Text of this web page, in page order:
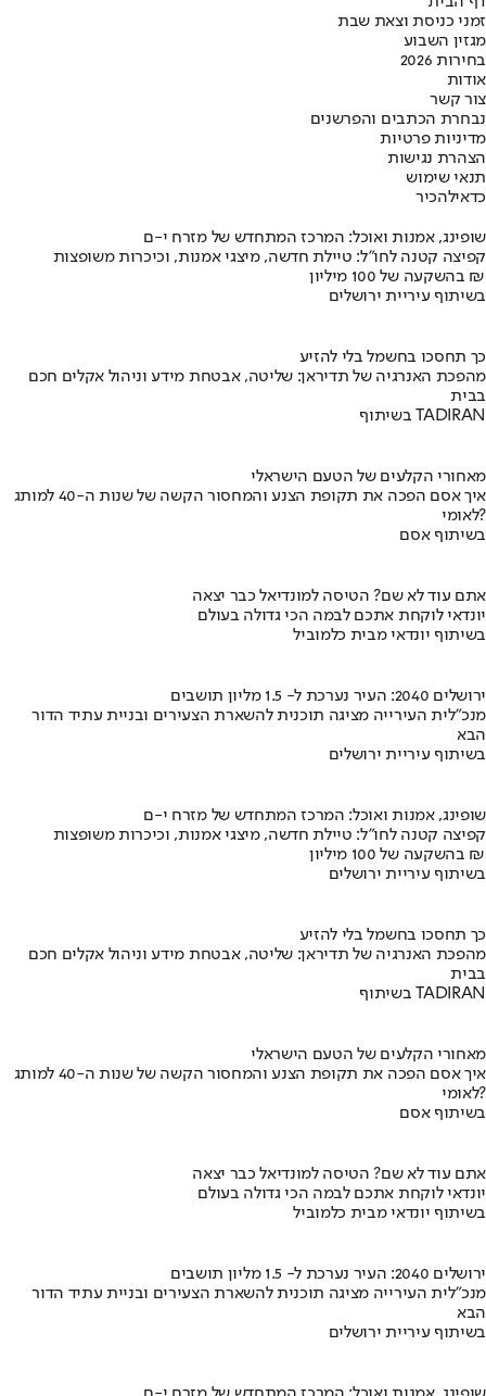
זמני כניסת וצאת שבת
מגזין השבוע
בחירות 2026
אודות
צור קשר
נבחרת הכתבים והפרשנים
מדיניות פרטיות
הצהרת נגישות
תנאי שימוש
כדאילהכיר
שופינג, אמנות ואוכל: המרכז המתחדש של מזרח י-ם
קפיצה קטנה לחו"ל: טיילת חדשה, מיצגי אמנות, וכיכרות משופצות
בהשקעה של 100 מיליון ₪
בשיתוף עיריית ירושלים
כך תחסכו בחשמל בלי להזיע
מהפכת האנרגיה של תדיראן: שליטה, אבטחת מידע וניהול אקלים חכם
בבית
בשיתוף TADIRAN
מאחורי הקלעים של הטעם הישראלי
איך אסם הפכה את תקופת הצנע והמחסור הקשה של שנות ה-40 למותג
לאומי?
בשיתוף אסם
אתם עוד לא שם? הטיסה למונדיאל כבר יצאה
יונדאי לוקחת אתכם לבמה הכי גדולה בעולם
בשיתוף יונדאי מבית כלמוביל
ירושלים 2040: העיר נערכת ל- 1.5 מליון תושבים
מנכ"לית העירייה מציגה תוכנית להשארת הצעירים ובניית עתיד הדור
הבא
בשיתוף עיריית ירושלים
שופינג, אמנות ואוכל: המרכז המתחדש של מזרח י-ם
קפיצה קטנה לחו"ל: טיילת חדשה, מיצגי אמנות, וכיכרות משופצות
בהשקעה של 100 מיליון ₪
בשיתוף עיריית ירושלים
כך תחסכו בחשמל בלי להזיע
מהפכת האנרגיה של תדיראן: שליטה, אבטחת מידע וניהול אקלים חכם
בבית
בשיתוף TADIRAN
מאחורי הקלעים של הטעם הישראלי
איך אסם הפכה את תקופת הצנע והמחסור הקשה של שנות ה-40 למותג
לאומי?
בשיתוף אסם
אתם עוד לא שם? הטיסה למונדיאל כבר יצאה
יונדאי לוקחת אתכם לבמה הכי גדולה בעולם
בשיתוף יונדאי מבית כלמוביל
ירושלים 2040: העיר נערכת ל- 1.5 מליון תושבים
מנכ"לית העירייה מציגה תוכנית להשארת הצעירים ובניית עתיד הדור
הבא
בשיתוף עיריית ירושלים